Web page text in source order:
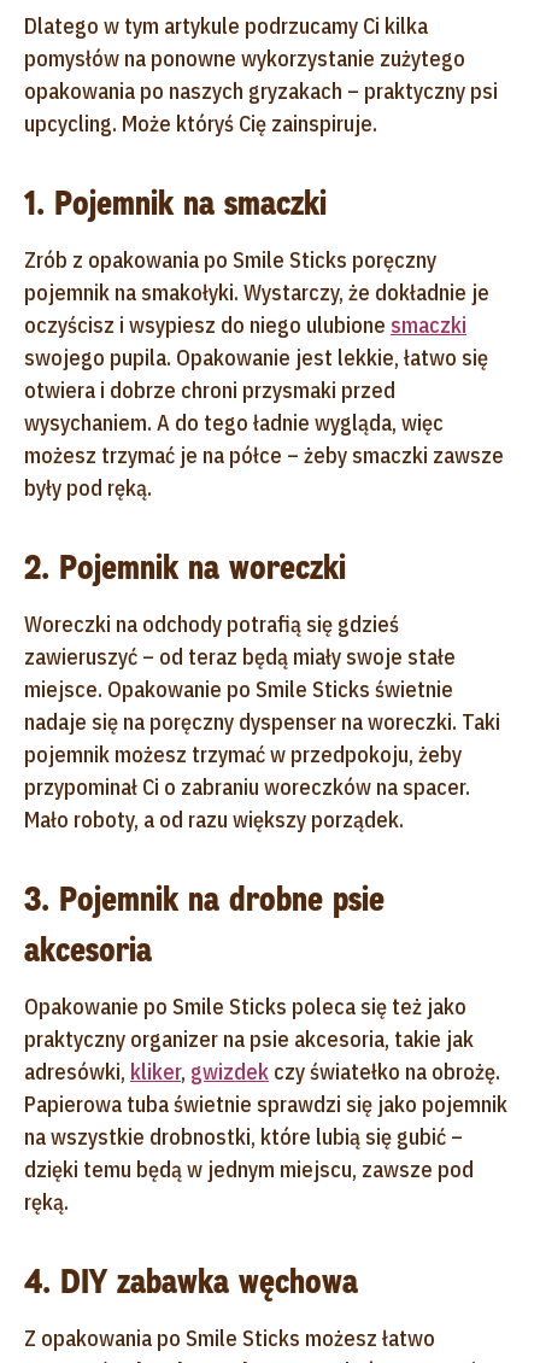
Dlatego w tym artykule podrzucamy Ci kilka
pomysłów na ponowne wykorzystanie zużytego
opakowania po naszych gryzakach – praktyczny psi
upcycling. Może któryś Cię zainspiruje.
1. Pojemnik na smaczki
Zrób z opakowania po Smile Sticks poręczny
pojemnik na smakołyki. Wystarczy, że dokładnie je
oczyścisz i wsypiesz do niego ulubione smaczki
swojego pupila. Opakowanie jest lekkie, łatwo się
otwiera i dobrze chroni przysmaki przed
wysychaniem. A do tego ładnie wygląda, więc
możesz trzymać je na półce – żeby smaczki zawsze
były pod ręką.
2. Pojemnik na woreczki
Woreczki na odchody potrafią się gdzieś
zawieruszyć – od teraz będą miały swoje stałe
miejsce. Opakowanie po Smile Sticks świetnie
nadaje się na poręczny dyspenser na woreczki. Taki
pojemnik możesz trzymać w przedpokoju, żeby
przypominał Ci o zabraniu woreczków na spacer.
Mało roboty, a od razu większy porządek.
3. Pojemnik na drobne psie
akcesoria
Opakowanie po Smile Sticks poleca się też jako
praktyczny organizer na psie akcesoria, takie jak
adresówki, kliker, gwizdek czy światełko na obrożę.
Papierowa tuba świetnie sprawdzi się jako pojemnik
na wszystkie drobnostki, które lubią się gubić –
dzięki temu będą w jednym miejscu, zawsze pod
ręką.
4. DIY zabawka węchowa
Z opakowania po Smile Sticks możesz łatwo